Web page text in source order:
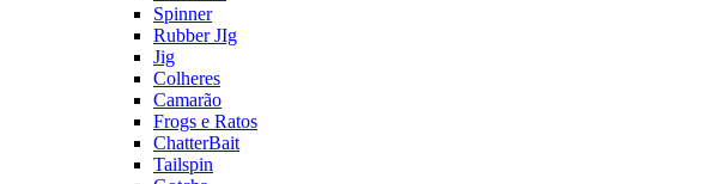
Spinner
Rubber JIg
Jig
Colheres
Camarão
Frogs e Ratos
ChatterBait
Tailspin